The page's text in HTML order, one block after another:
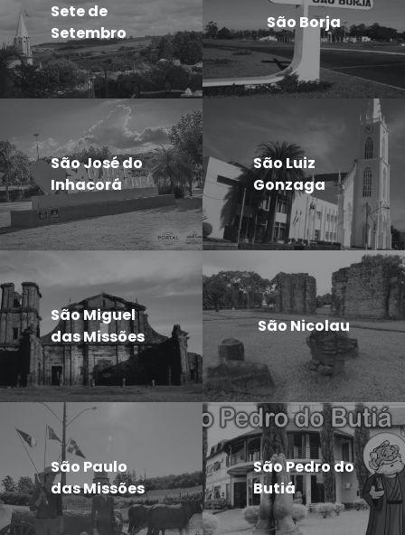
Sete de
Setembro
São Borja
São José do
Inhacorá
São Luiz
Gonzaga
São Miguel
das Missões
São Nicolau
São Paulo
das Missões
São Pedro do
Butiá